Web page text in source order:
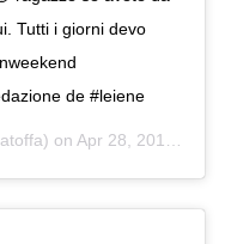
Tutti i giorni devo
de #leiene
on Apr 28, 2018 at 6:23am PDT